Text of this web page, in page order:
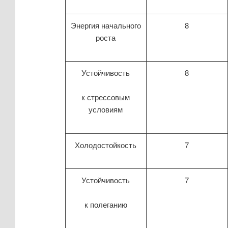
Энергия начального
роста
8
Устойчивость
к стрессовым
условиям
8
Холодостойкость 7
Устойчивость
к полеганию
7